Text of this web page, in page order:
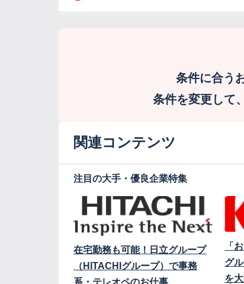
条件に合う
条件を変更して
関連コンテンツ
注目の大手・優良企業特集
在宅勤務も可能！日立グループ
（HITACHIグループ）で事務
系・テレオペのお仕事
「
グ
を